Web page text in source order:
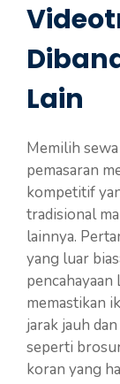
Lain
Memilih
pemasaran
kompetitif
tradisional
lainnya.
yang luar
memastikan
jarak jauh
seperti
koran yang